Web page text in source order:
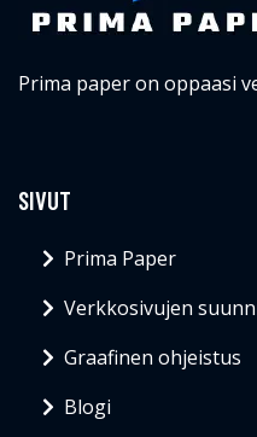
Prima paper on oppaasi
SIVUT
Prima Paper
Verkkosivujen
Graafinen ohjeistus
Blogi